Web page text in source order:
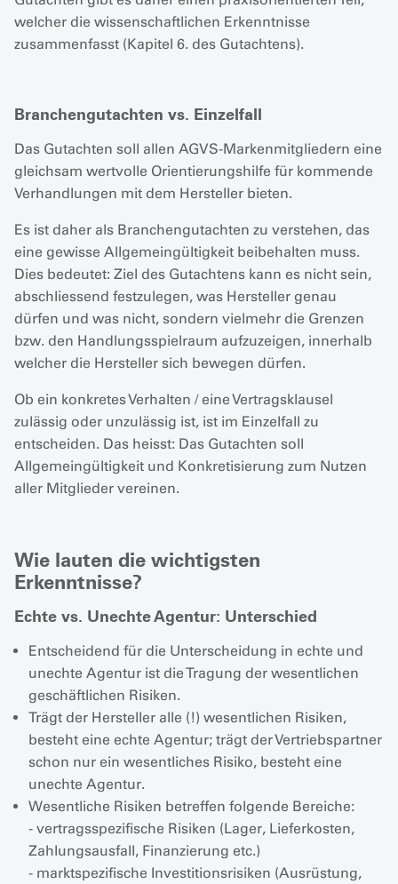
welcher die wissenschaftlichen Erkenntnisse
zusammenfasst (Kapitel 6. des Gutachtens).
Branchengutachten vs. Einzelfall
Das Gutachten soll allen AGVS-Markenmitgliedern eine
gleichsam wertvolle Orientierungshilfe für kommende
Verhandlungen mit dem Hersteller bieten.
Es ist daher als Branchengutachten zu verstehen, das
eine gewisse Allgemeingültigkeit beibehalten muss.
Dies bedeutet: Ziel des Gutachtens kann es nicht sein,
abschliessend festzulegen, was Hersteller genau
dürfen und was nicht, sondern vielmehr die Grenzen
bzw. den Handlungsspielraum aufzuzeigen, innerhalb
welcher die Hersteller sich bewegen dürfen.
Ob ein konkretes Verhalten / eine Vertragsklausel
zulässig oder unzulässig ist, ist im Einzelfall zu
entscheiden. Das heisst: Das Gutachten soll
Allgemeingültigkeit und Konkretisierung zum Nutzen
aller Mitglieder vereinen.
Wie lauten die wichtigsten
Erkenntnisse?
Echte vs. Unechte Agentur: Unterschied
Entscheidend für die Unterscheidung in echte und
unechte Agentur ist die Tragung der wesentlichen
geschäftlichen Risiken.
Trägt der Hersteller alle (!) wesentlichen Risiken,
besteht eine echte Agentur; trägt der Vertriebspartner
schon nur ein wesentliches Risiko, besteht eine
unechte Agentur.
Wesentliche Risiken betreffen folgende Bereiche:
- vertragsspezifische Risiken (Lager, Lieferkosten,
Zahlungsausfall, Finanzierung etc.)
- marktspezifische Investitionsrisiken (Ausrüstung,